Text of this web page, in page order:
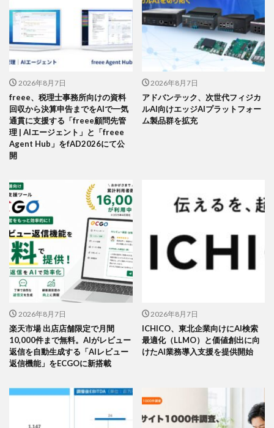
2026年8月7日
freee、税理士事務所向けの資料
回収から決算申告までをAIで一気
通貫に支援する「freee顧問先管
理 | AIエージェント」と「freee
Agent Hub」をfAD2026にて公
開
2026年8月7日
アドバンテック、次世代フィジカ
ルAI向けエッジAIプラットフォー
ム製品群を拡充
2026年8月7日
楽天市場 出店店舗限定で月間
10,000件まで無料。AIがレビュー
返信を自動生成する「AIレビュー
返信機能」をECGOに新搭載
2026年8月7日
ICHICO、東北企業向けにAI検索
最適化（LLMO）と価値創出に向
けたAI業務導入支援を提供開始